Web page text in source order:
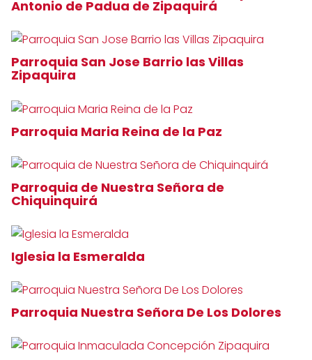
Antonio de Padua de Zipaquirá
Parroquia San Jose Barrio las Villas
Zipaquira
Parroquia Maria Reina de la Paz
Parroquia de Nuestra Señora de
Chiquinquirá
Iglesia la Esmeralda
Parroquia Nuestra Señora De Los Dolores